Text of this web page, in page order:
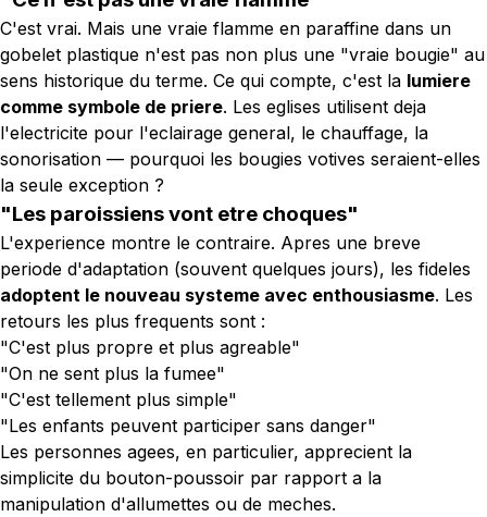
C'est vrai. Mais une vraie flamme en paraffine dans un
gobelet plastique n'est pas non plus une "vraie bougie" au
sens historique du terme. Ce qui compte, c'est la lumiere
comme symbole de priere. Les eglises utilisent deja
l'electricite pour l'eclairage general, le chauffage, la
sonorisation — pourquoi les bougies votives seraient-elles
la seule exception ?
"Les paroissiens vont etre choques"
L'experience montre le contraire. Apres une breve
periode d'adaptation (souvent quelques jours), les fideles
adoptent le nouveau systeme avec enthousiasme. Les
retours les plus frequents sont :
"C'est plus propre et plus agreable"
"On ne sent plus la fumee"
"C'est tellement plus simple"
"Les enfants peuvent participer sans danger"
Les personnes agees, en particulier, apprecient la
simplicite du bouton-poussoir par rapport a la
manipulation d'allumettes ou de meches.